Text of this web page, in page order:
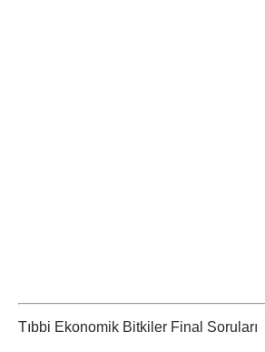
Tıbbi Ekonomik Bitkiler Final Soruları